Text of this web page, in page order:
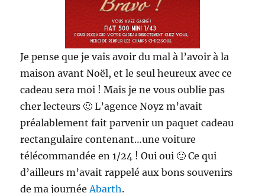
Je pense que je vais avoir du mal à l’avoir à la
maison avant Noël, et le seul heureux avec ce
cadeau sera moi ! Mais je ne vous oublie pas
cher lecteurs 🙂 L’agence Noyz m’avait
préalablement fait parvenir un paquet cadeau
rectangulaire contenant…une voiture
télécommandée en 1/24 ! Oui oui 🙂 Ce qui
d’ailleurs m’avait rappelé aux bons souvenirs
de ma journée Abarth.